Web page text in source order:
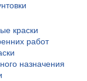
краски
работ
назначения